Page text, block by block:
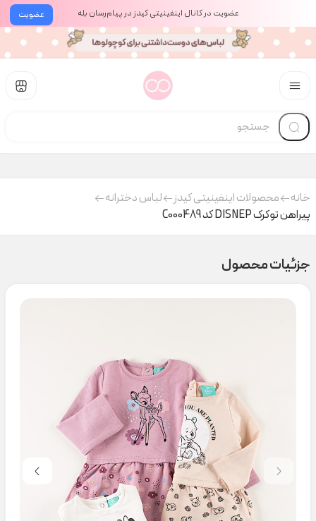
عضویت عضویت در کانال اینفینیتی کیدز در پیام‌رسان بله
خانه محصولات اینفینیتی کیدز
لباس دخترانه
پیراهن توکرک DISNEP کد C000489
جزئیات محصول